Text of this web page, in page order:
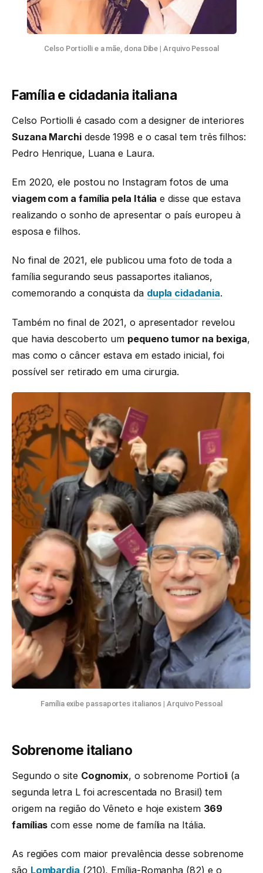
Celso Portiolli e a mãe, dona Dibe | Arquivo Pessoal
Família e cidadania italiana
Celso Portiolli é casado com a designer de interiores
Suzana Marchidesde 1998 e o casal tem três filhos:
Pedro Henrique, Luana e Laura.
Em 2020, ele postou no Instagram fotos de uma
viagem com a família pela Itália e disse que estava
realizando o sonho de apresentar o país europeu à
esposa e filhos.
No final de 2021, ele publicou uma foto de toda a
família segurando seus passaportes italianos,
comemorando a conquista da dupla cidadania.
Também no final de 2021, o apresentador revelou
que havia descoberto um pequeno tumor na bexiga,
mas como o câncer estava em estado inicial, foi
possível ser retirado em uma cirurgia.
Família exibe passaportes italianos | Arquivo Pessoal
Sobrenome italiano
Segundo o site Cognomix, o sobrenome Portioli (a
segunda letra L foi acrescentada no Brasil) tem
origem na região do Vêneto e hoje existem 369
famílias com esse nome de família na Itália.
As regiões com maior prevalência desse sobrenome
são Lombardia (210), Emília-Romanha (82) e o